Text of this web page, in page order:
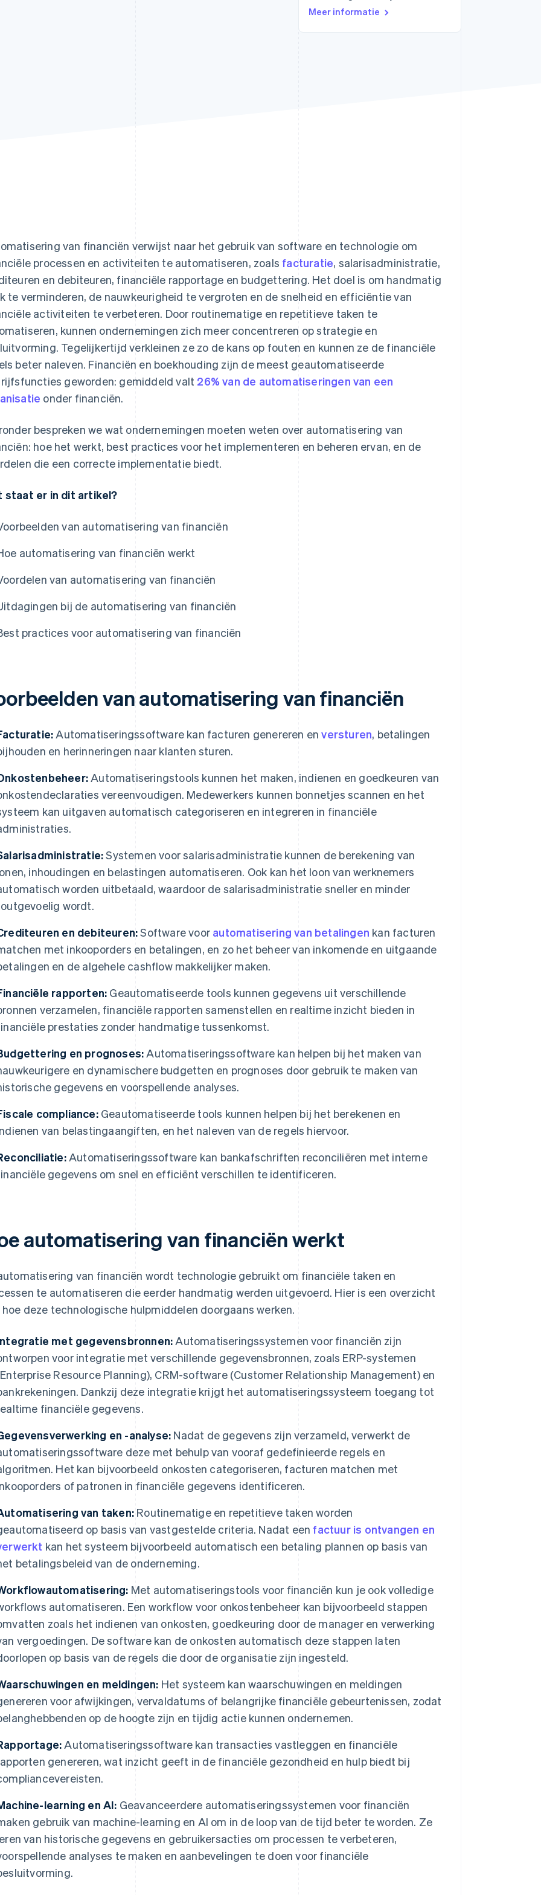
Meer informatie
van financiën verwijst naar het gebruik van software en technologie om
processen en activiteiten te automatiseren, zoals facturatie, salarisadministratie,
en debiteuren, financiële rapportage en budgettering. Het doel is om handmatig
te verminderen, de nauwkeurigheid te vergroten en de snelheid en efficiëntie van
activiteiten te verbeteren. Door routinematige en repetitieve taken te
kunnen ondernemingen zich meer concentreren op strategie en
Tegelijkertijd verkleinen ze zo de kans op fouten en kunnen ze de financiële
beter naleven. Financiën en boekhouding zijn de meest geautomatiseerde
geworden: gemiddeld valt 26% van de automatiseringen van een
onder financiën.
bespreken we wat ondernemingen moeten weten over automatisering van
hoe het werkt, best practices voor het implementeren en beheren ervan, en de
die een correcte implementatie biedt.
staat er in dit artikel?
van automatisering van financiën
automatisering van financiën werkt
van automatisering van financiën
bij de automatisering van financiën
practices voor automatisering van financiën
van automatisering van financiën
Automatiseringssoftware kan facturen genereren enversturen, betalingen
en herinneringen naar klanten sturen.
Automatiseringstools kunnen het maken, indienen en goedkeuren van
vereenvoudigen. Medewerkers kunnen bonnetjes scannen en het
kan uitgaven automatisch categoriseren en integreren in financiële
Systemen voor salarisadministratie kunnen de berekening van
inhoudingen en belastingen automatiseren. Ook kan het loon van werknemers
worden uitbetaald, waardoor de salarisadministratie sneller en minder
wordt.
en debiteuren:Software voor automatisering van betalingen kan facturen
met inkooporders en betalingen, en zo het beheer van inkomende en uitgaande
en de algehele cashflow makkelijker maken.
rapporten: Geautomatiseerde tools kunnen gegevens uit verschillende
verzamelen, financiële rapporten samenstellen en realtime inzicht bieden in
prestaties zonder handmatige tussenkomst.
en prognoses: Automatiseringssoftware kan helpen bij het maken van
en dynamischere budgetten en prognoses door gebruik te maken van
gegevens en voorspellende analyses.
compliance:Geautomatiseerde tools kunnen helpen bij het berekenen en
van belastingaangiften, en het naleven van de regels hiervoor.
Automatiseringssoftware kan bankafschriften reconciliëren met interne
gegevens om snel en efficiënt verschillen te identificeren.
automatisering van financiën werkt
van financiën wordt technologie gebruikt om financiële taken en
te automatiseren die eerder handmatig werden uitgevoerd. Hier is een overzicht
hoe deze technologische hulpmiddelen doorgaans werken.
met gegevensbronnen: Automatiseringssystemen voor financiën zijn
voor integratie met verschillende gegevensbronnen, zoals ERP-systemen
Resource Planning), CRM-software (Customer Relationship Management) en
Dankzij deze integratie krijgt het automatiseringssysteem toegang tot
financiële gegevens.
en -analyse: Nadat de gegevens zijn verzameld, verwerkt de
deze met behulp van vooraf gedefinieerde regels en
Het kan bijvoorbeeld onkosten categoriseren, facturen matchen met
of patronen in financiële gegevens identificeren.
van taken: Routinematige en repetitieve taken worden
op basis van vastgestelde criteria. Nadat een factuur is ontvangen en
kan het systeem bijvoorbeeld automatisch een betaling plannen op basis van
betalingsbeleid van de onderneming.
Met automatiseringstools voor financiën kun je ook volledige
automatiseren. Een workflow voor onkostenbeheer kan bijvoorbeeld stappen
zoals het indienen van onkosten, goedkeuring door de manager en verwerking
vergoedingen. De software kan de onkosten automatisch deze stappen laten
op basis van de regels die door de organisatie zijn ingesteld.
en meldingen: Het systeem kan waarschuwingen en meldingen
voor afwijkingen, vervaldatums of belangrijke financiële gebeurtenissen, zodat
op de hoogte zijn en tijdig actie kunnen ondernemen.
Automatiseringssoftware kan transacties vastleggen en financiële
genereren, wat inzicht geeft in de financiële gezondheid en hulp biedt bij
learning en AI: Geavanceerdere automatiseringssystemen voor financiën
gebruik van machine-learning en AI om in de loop van de tijd beter te worden. Ze
van historische gegevens en gebruikersacties om processen te verbeteren,
analyses te maken en aanbevelingen te doen voor financiële